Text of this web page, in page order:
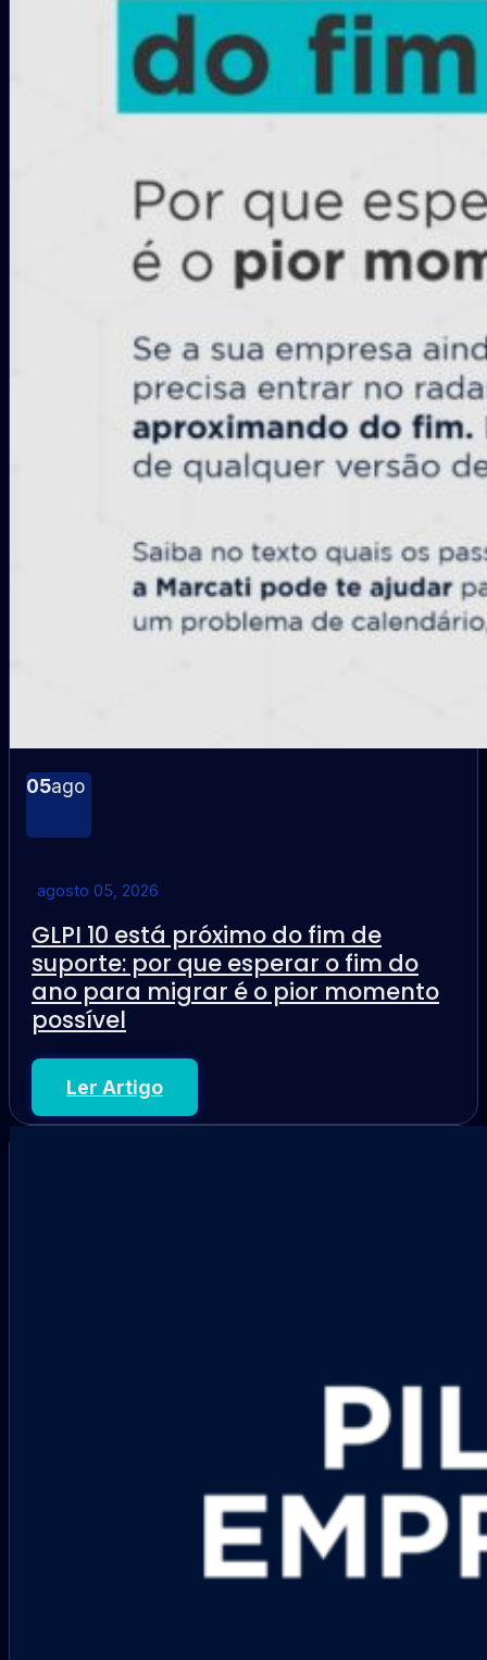
05ago
agosto 05, 2026
GLPI 10 está próximo do fim de
suporte: por que esperar o fim do
ano para migrar é o pior momento
possível
Ler Artigo